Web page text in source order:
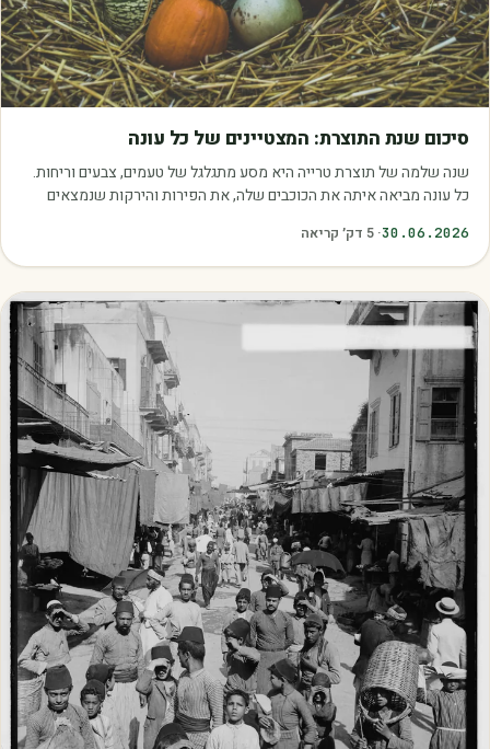
סיכום שנת התוצרת: המצטיינים של כל עונה
שנה שלמה של תוצרת טרייה היא מסע מתגלגל של טעמים, צבעים וריחות.
כל עונה מביאה איתה את הכוכבים שלה, את הפירות והירקות שנמצאים
30.06.2026
·
5 דק׳ קריאה